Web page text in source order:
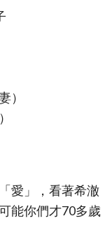
）
愛」，看著希澈
能你們才70多歲